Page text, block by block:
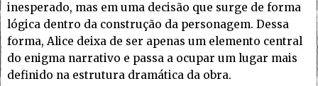
inesperado, mas em uma decisão que surge de forma
lógica dentro da construção da personagem. Dessa
forma, Alice deixa de ser apenas um elemento central
do enigma narrativo e passa a ocupar um lugar mais
definido na estrutura dramática da obra.